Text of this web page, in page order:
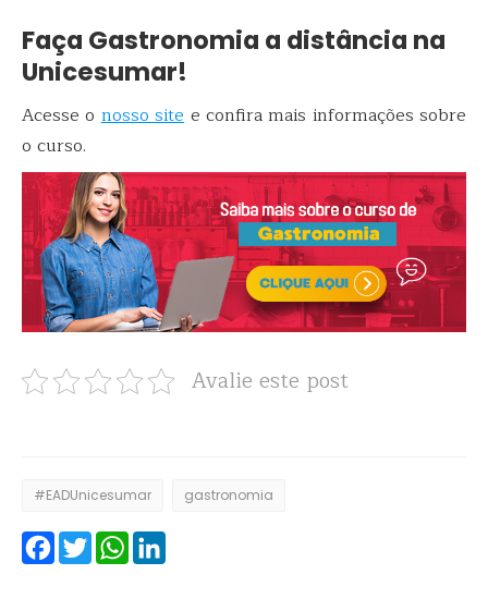
Faça Gastronomia a distância na
Unicesumar!
Acesse onosso sitee confira mais informações sobre
o curso.
Avalie este post
#EADUnicesumar gastronomia
FacebookTwitterWhatsApp